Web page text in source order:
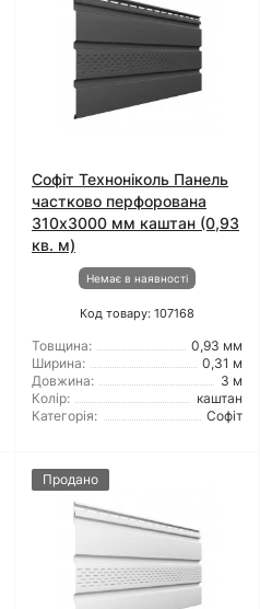
Софіт Техноніколь Панель
частково перфорована
310х3000 мм каштан (0,93
кв. м)
Немає в наявності
Код товару: 107168
Товщина:
0,93 мм
Ширина:
0,31 м
Довжина:
3 м
Колір:
каштан
Категорія:
Софіт
Продано